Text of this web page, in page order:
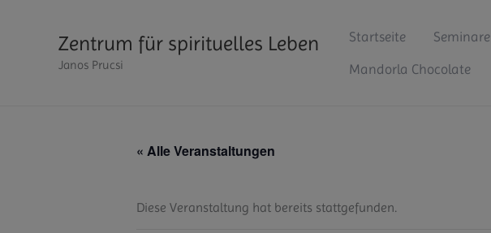
Zentrum für spirituelles Leben
Janos Prucsi
Startseite Seminare
Mandorla Chocolate
« Alle Veranstaltungen
Diese Veranstaltung hat bereits stattgefunden.